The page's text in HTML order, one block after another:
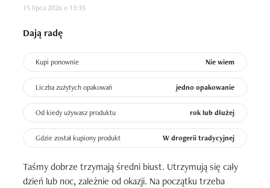
15 lipca 2026 o 13:35
Dają radę
Kupi ponownie Nie wiem
Liczba zużytych opakowań jedno opakowanie
Od kiedy używasz produktu rok lub dłużej
Gdzie został kupiony produkt W drogerii tradycyjnej
Taśmy dobrze trzymają średni biust. Utrzymują się cały
dzień lub noc, zależnie od okazji. Na początku trzeba